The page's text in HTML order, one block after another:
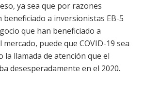
ya sea que por razones
beneficiado a inversionistas EB-5
que han beneficiado a
puede que COVID-19 sea
la llamada de atención que el
desesperadamente en el 2020.